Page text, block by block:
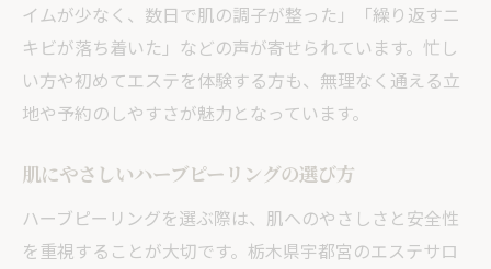
イムが少なく、数日で肌の調子が整った」「繰り返すニ
キビが落ち着いた」などの声が寄せられています。忙し
い方や初めてエステを体験する方も、無理なく通える立
地や予約のしやすさが魅力となっています。
肌にやさしいハーブピーリングの選び方
ハーブピーリングを選ぶ際は、肌へのやさしさと安全性
を重視することが大切です。栃木県宇都宮のエステサロ